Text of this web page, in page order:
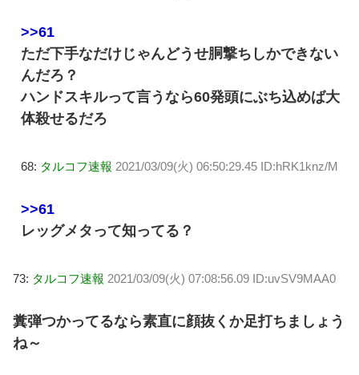
>>61
ただ下手なだけじゃんどうせ胴撃ちしかできない
んだろ？
ハンドスキルって言うなら60発頭にぶち込めば大
体殺せるだろ
68: タルコフ速報 2021/03/09(火) 06:50:29.45 ID:hRK1knz/M
>>61
レッグメタって知ってる？
73: タルコフ速報 2021/03/09(火) 07:08:56.09 ID:uvSV9MAA0
糞弾つかってるなら素直に顔抜くか足打ちましょう
ね～